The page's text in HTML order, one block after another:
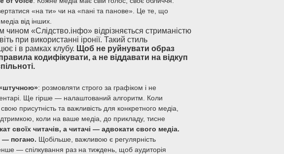
«на ти» чи на «пані та панове». Це те, що
від інших.
чином «Слідство.інфо» відрізняється стриманістю
при використанні іронії. Такий стиль
і в рамках клубу. Щоб не руйнувати образ
кодифікувати, а не віддавати на відкуп
: розмовляти строго за графіком і не
Ще гірше — налаштований алгоритм. Коли
присутність та важливість для конкретного медіа,
коли на ваше медіа, до прикладу, тисне
своїх читачів, а читачі — адвокати свого медіа.
— погано. Щобільше, важливою є регулярність
— спілкування раз на тиждень, щоб аудиторія